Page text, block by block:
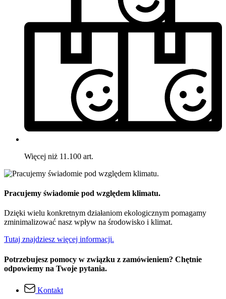
Więcej niż 11.100 art.
Pracujemy świadomie pod względem klimatu.
Dzięki wielu konkretnym działaniom ekologicznym pomagamy
zminimalizować nasz wpływ na środowisko i klimat.
Tutaj znajdziesz więcej informacji.
Potrzebujesz pomocy w związku z zamówieniem? Chętnie
odpowiemy na Twoje pytania.
Kontakt